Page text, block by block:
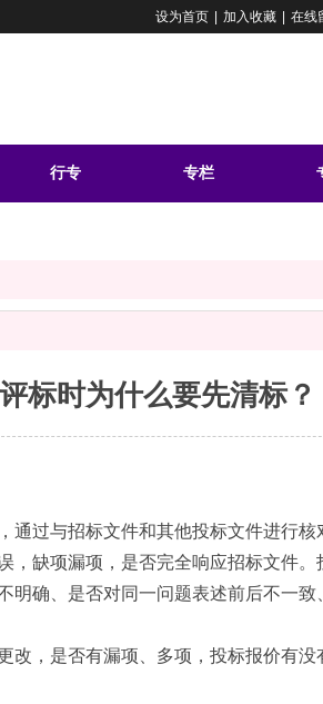
设为首页 加入收藏 在线
行专 专栏
标时为什么要先清标？
通过与招标文件和其他投标文件进行核
，缺项漏项，是否完全响应招标文件。
明确、是否对同一问题表述前后不一致
改，是否有漏项、多项，投标报价有没